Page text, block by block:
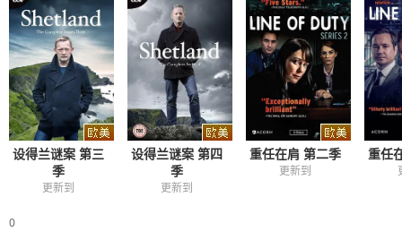
设得兰谜案 第三
季
更新到
设得兰谜案 第四
季
更新到
重任在肩 第二季
更新到
重任
0